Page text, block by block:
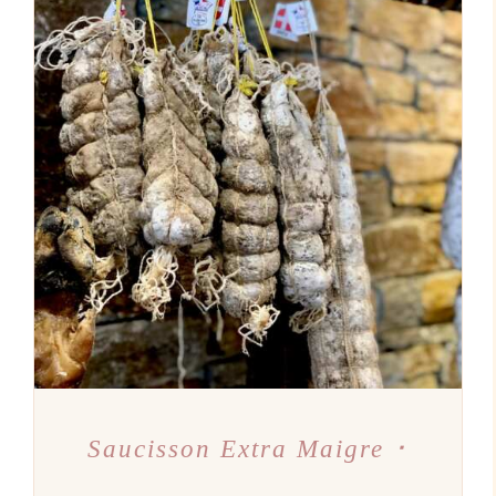
AJOUTER AU PANIER
/
DÉTAILS
Saucisson Extra Maigre ･